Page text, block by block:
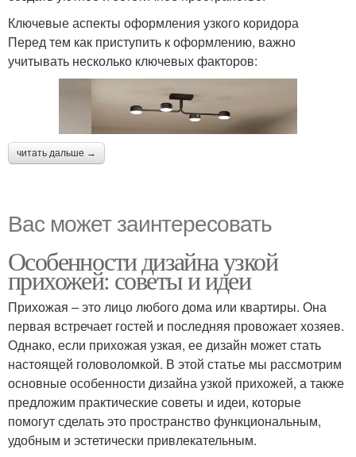
Ключевые аспекты оформления узкого коридора
Перед тем как приступить к оформлению, важно
учитывать несколько ключевых факторов:
читать дальше →
Вас может заинтересовать
Особенности дизайна узкой
прихожей: советы и идеи
Прихожая – это лицо любого дома или квартиры. Она
первая встречает гостей и последняя провожает хозяев.
Однако, если прихожая узкая, ее дизайн может стать
настоящей головоломкой. В этой статье мы рассмотрим
основные особенности дизайна узкой прихожей, а также
предложим практические советы и идеи, которые
помогут сделать это пространство функциональным,
удобным и эстетически привлекательным.